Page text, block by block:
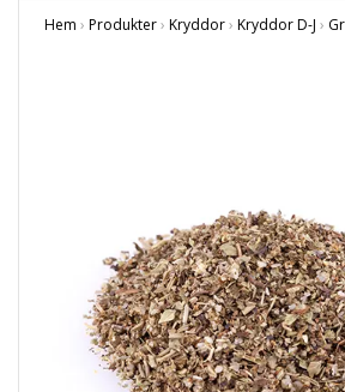
Hem › Produkter› Kryddor› Kryddor D-J ›